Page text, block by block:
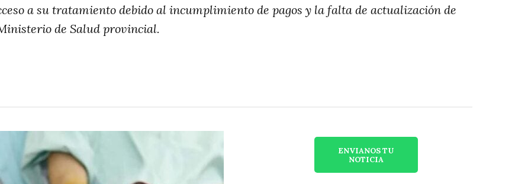
a su tratamiento debido al incumplimiento de pagos y la falta de actualización de
de Salud provincial.
ENVIANOS TU
NOTICIA